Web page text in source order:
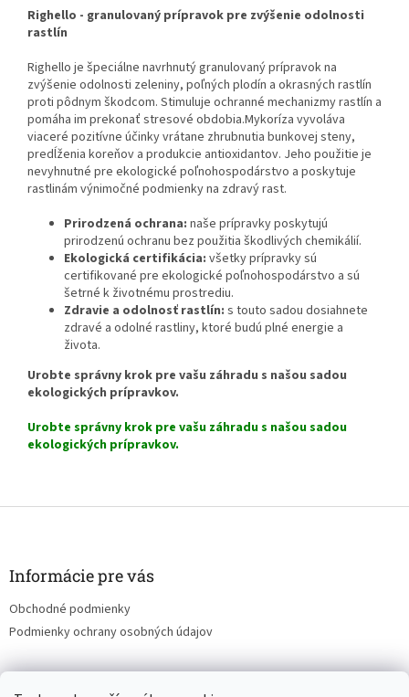
Righello - granulovaný prípravok pre zvýšenie odolnosti
rastlín
Righello je špeciálne navrhnutý granulovaný prípravok na
zvýšenie odolnosti zeleniny, poľných plodín a okrasných rastlín
proti pôdnym škodcom. Stimuluje ochranné mechanizmy rastlín a
pomáha im prekonať stresové obdobia.Mykoríza vyvoláva
viaceré pozitívne účinky vrátane zhrubnutia bunkovej steny,
predĺženia koreňov a produkcie antioxidantov. Jeho použitie je
nevyhnutné pre ekologické poľnohospodárstvo a poskytuje
rastlinám výnimočné podmienky na zdravý rast.
Prirodzená ochrana: naše prípravky poskytujú
prirodzenú ochranu bez použitia škodlivých chemikálií.
Ekologická certifikácia: všetky prípravky sú
certifikované pre ekologické poľnohospodárstvo a sú
šetrné k životnému prostrediu.
Zdravie a odolnosť rastlín: s touto sadou dosiahnete
zdravé a odolné rastliny, ktoré budú plné energie a
života.
Urobte správny krok pre vašu záhradu s našou sadou
ekologických prípravkov.
Urobte správny krok pre vašu záhradu s našou sadou
ekologických prípravkov.
Z
Informácie pre vás
Obchodné podmienky
Podmienky ochrany osobných údajov